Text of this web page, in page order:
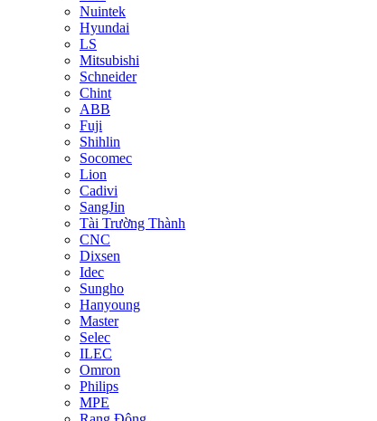
Nuintek
Hyundai
LS
Mitsubishi
Schneider
Chint
ABB
Fuji
Shihlin
Socomec
Lion
Cadivi
SangJin
Tài Trường Thành
CNC
Dixsen
Idec
Sungho
Hanyoung
Master
Selec
ILEC
Omron
Philips
MPE